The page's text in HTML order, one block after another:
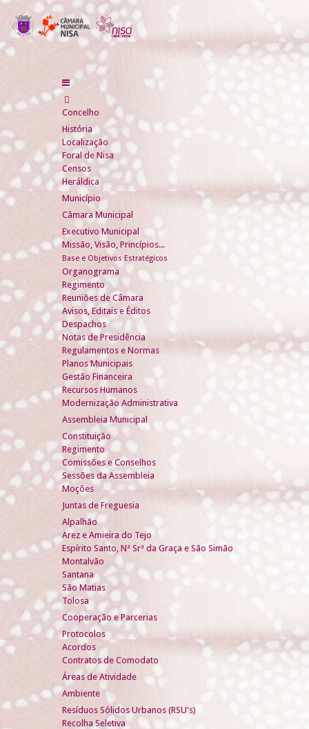
Concelho
História
Localização
Foral de Nisa
Censos
Heráldica
Município
Câmara Municipal
Executivo Municipal
Missão, Visão, Princípios...
Base e Objetivos Estratégicos
Organograma
Regimento
Reuniões de Câmara
Avisos, Editais e Éditos
Despachos
Notas de Presidência
Regulamentos e Normas
Planos Municipais
Gestão Financeira
Recursos Humanos
Modernização Administrativa
Assembleia Municipal
Constituição
Regimento
Comissões e Conselhos
Sessões da Assembleia
Moções
Juntas de Freguesia
Alpalhão
Arez e Amieira do Tejo
Espírito Santo, Nª Srª da Graça e São Simão
Montalvão
Santana
São Matias
Tolosa
Cooperação e Parcerias
Protocolos
Acordos
Contratos de Comodato
Áreas de Atividade
Ambiente
Resíduos Sólidos Urbanos (RSU's)
Recolha Seletiva